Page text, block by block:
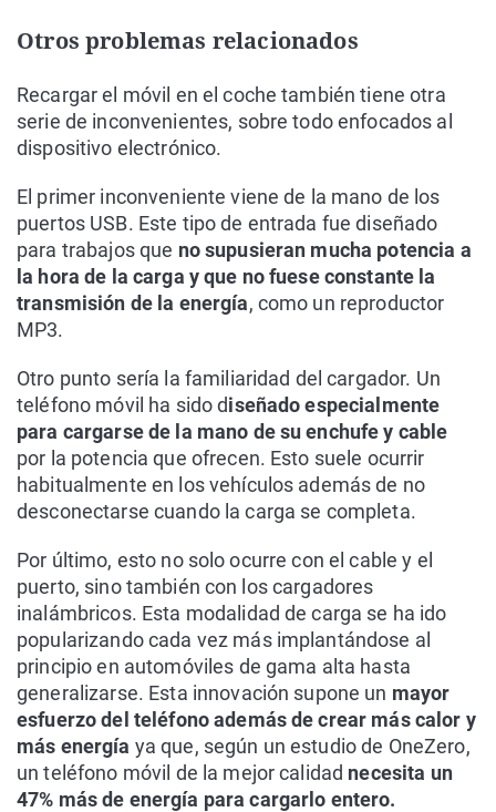
Otros problemas relacionados
Recargar el móvil en el coche también tiene otra
serie de inconvenientes, sobre todo enfocados al
dispositivo electrónico.
El primer inconveniente viene de la mano de los
puertos USB. Este tipo de entrada fue diseñado
para trabajos que no supusieran mucha potencia a
la hora de la carga y que no fuese constante la
transmisión de la energía, como un reproductor
MP3.
Otro punto sería la familiaridad del cargador. Un
teléfono móvil ha sido diseñado especialmente
para cargarse de la mano de su enchufe y cable
por la potencia que ofrecen. Esto suele ocurrir
habitualmente en los vehículos además de no
desconectarse cuando la carga se completa.
Por último, esto no solo ocurre con el cable y el
puerto, sino también con los cargadores
inalámbricos. Esta modalidad de carga se ha ido
popularizando cada vez más implantándose al
principio en automóviles de gama alta hasta
generalizarse. Esta innovación supone un mayor
esfuerzo del teléfono además de crear más calor y
más energía ya que, según un estudio de OneZero,
un teléfono móvil de la mejor calidad necesita un
47% más de energía para cargarlo entero.